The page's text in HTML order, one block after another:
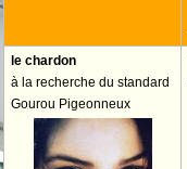
le chardon
à la recherche du standard
Gourou Pigeonneux